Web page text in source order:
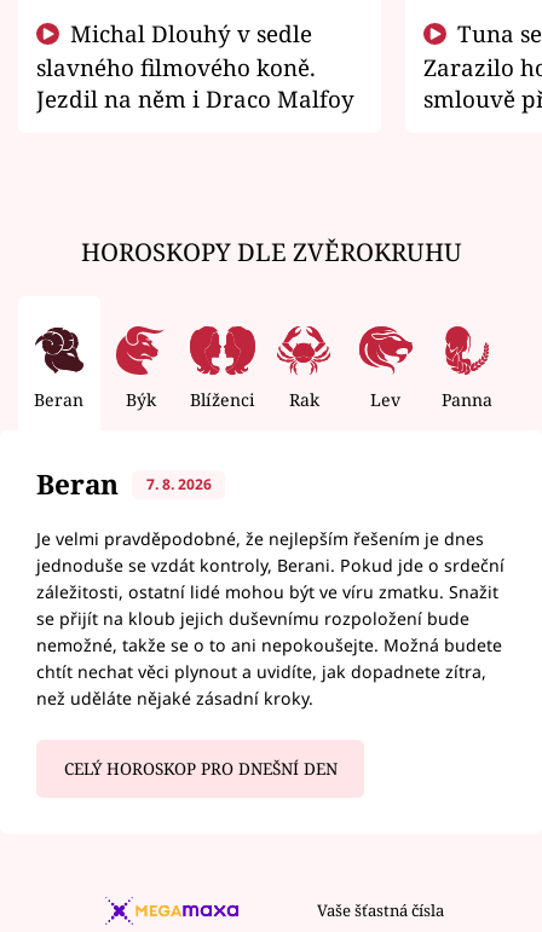
slavného filmového koně.
Jezdil na něm i Draco Malfoy
Zarazilo
smlouvě
HOROSKOPY DLE ZVĚROKRUHU
Beran Býk Blíženci Rak Lev Panna
Beran 7. 8. 2026
Je velmi pravděpodobné, že nejlepším řešením je dnes
jednoduše se vzdát kontroly, Berani. Pokud jde o srdeční
záležitosti, ostatní lidé mohou být ve víru zmatku. Snažit
se přijít na kloub jejich duševnímu rozpoložení bude
nemožné, takže se o to ani nepokoušejte. Možná budete
chtít nechat věci plynout a uvidíte, jak dopadnete zítra,
než uděláte nějaké zásadní kroky.
CELÝ HOROSKOP PRO DNEŠNÍ DEN
Vaše šťastná čísla